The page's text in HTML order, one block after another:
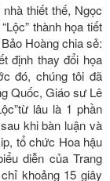
thiết thế, Ngọc
thành họa tiết
Hoàng chia sẻ:
định thay đổi họa
đó, chúng tôi đã
Quốc, Giáo sư Lê
lâu là 1 phần
khi bàn luận và
tổ chức Hoa hậu
diễn của Trang
khoảng 15 giây